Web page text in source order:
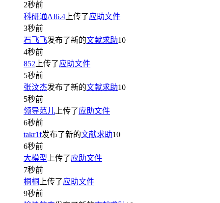
2秒前
科研通AI6.4 上传了应助文件
3秒前
石飞飞发布了新的文献求助10
4秒前
852 上传了应助文件
5秒前
张汶杰发布了新的文献求助10
5秒前
领导范儿 上传了应助文件
6秒前
takr1f发布了新的文献求助10
6秒前
大模型 上传了应助文件
7秒前
桐桐
上传了应助文件
9秒前